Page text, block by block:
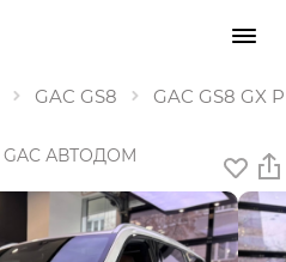
GAC GS8 GAC GS8 GX
GAC АВТОДОМ